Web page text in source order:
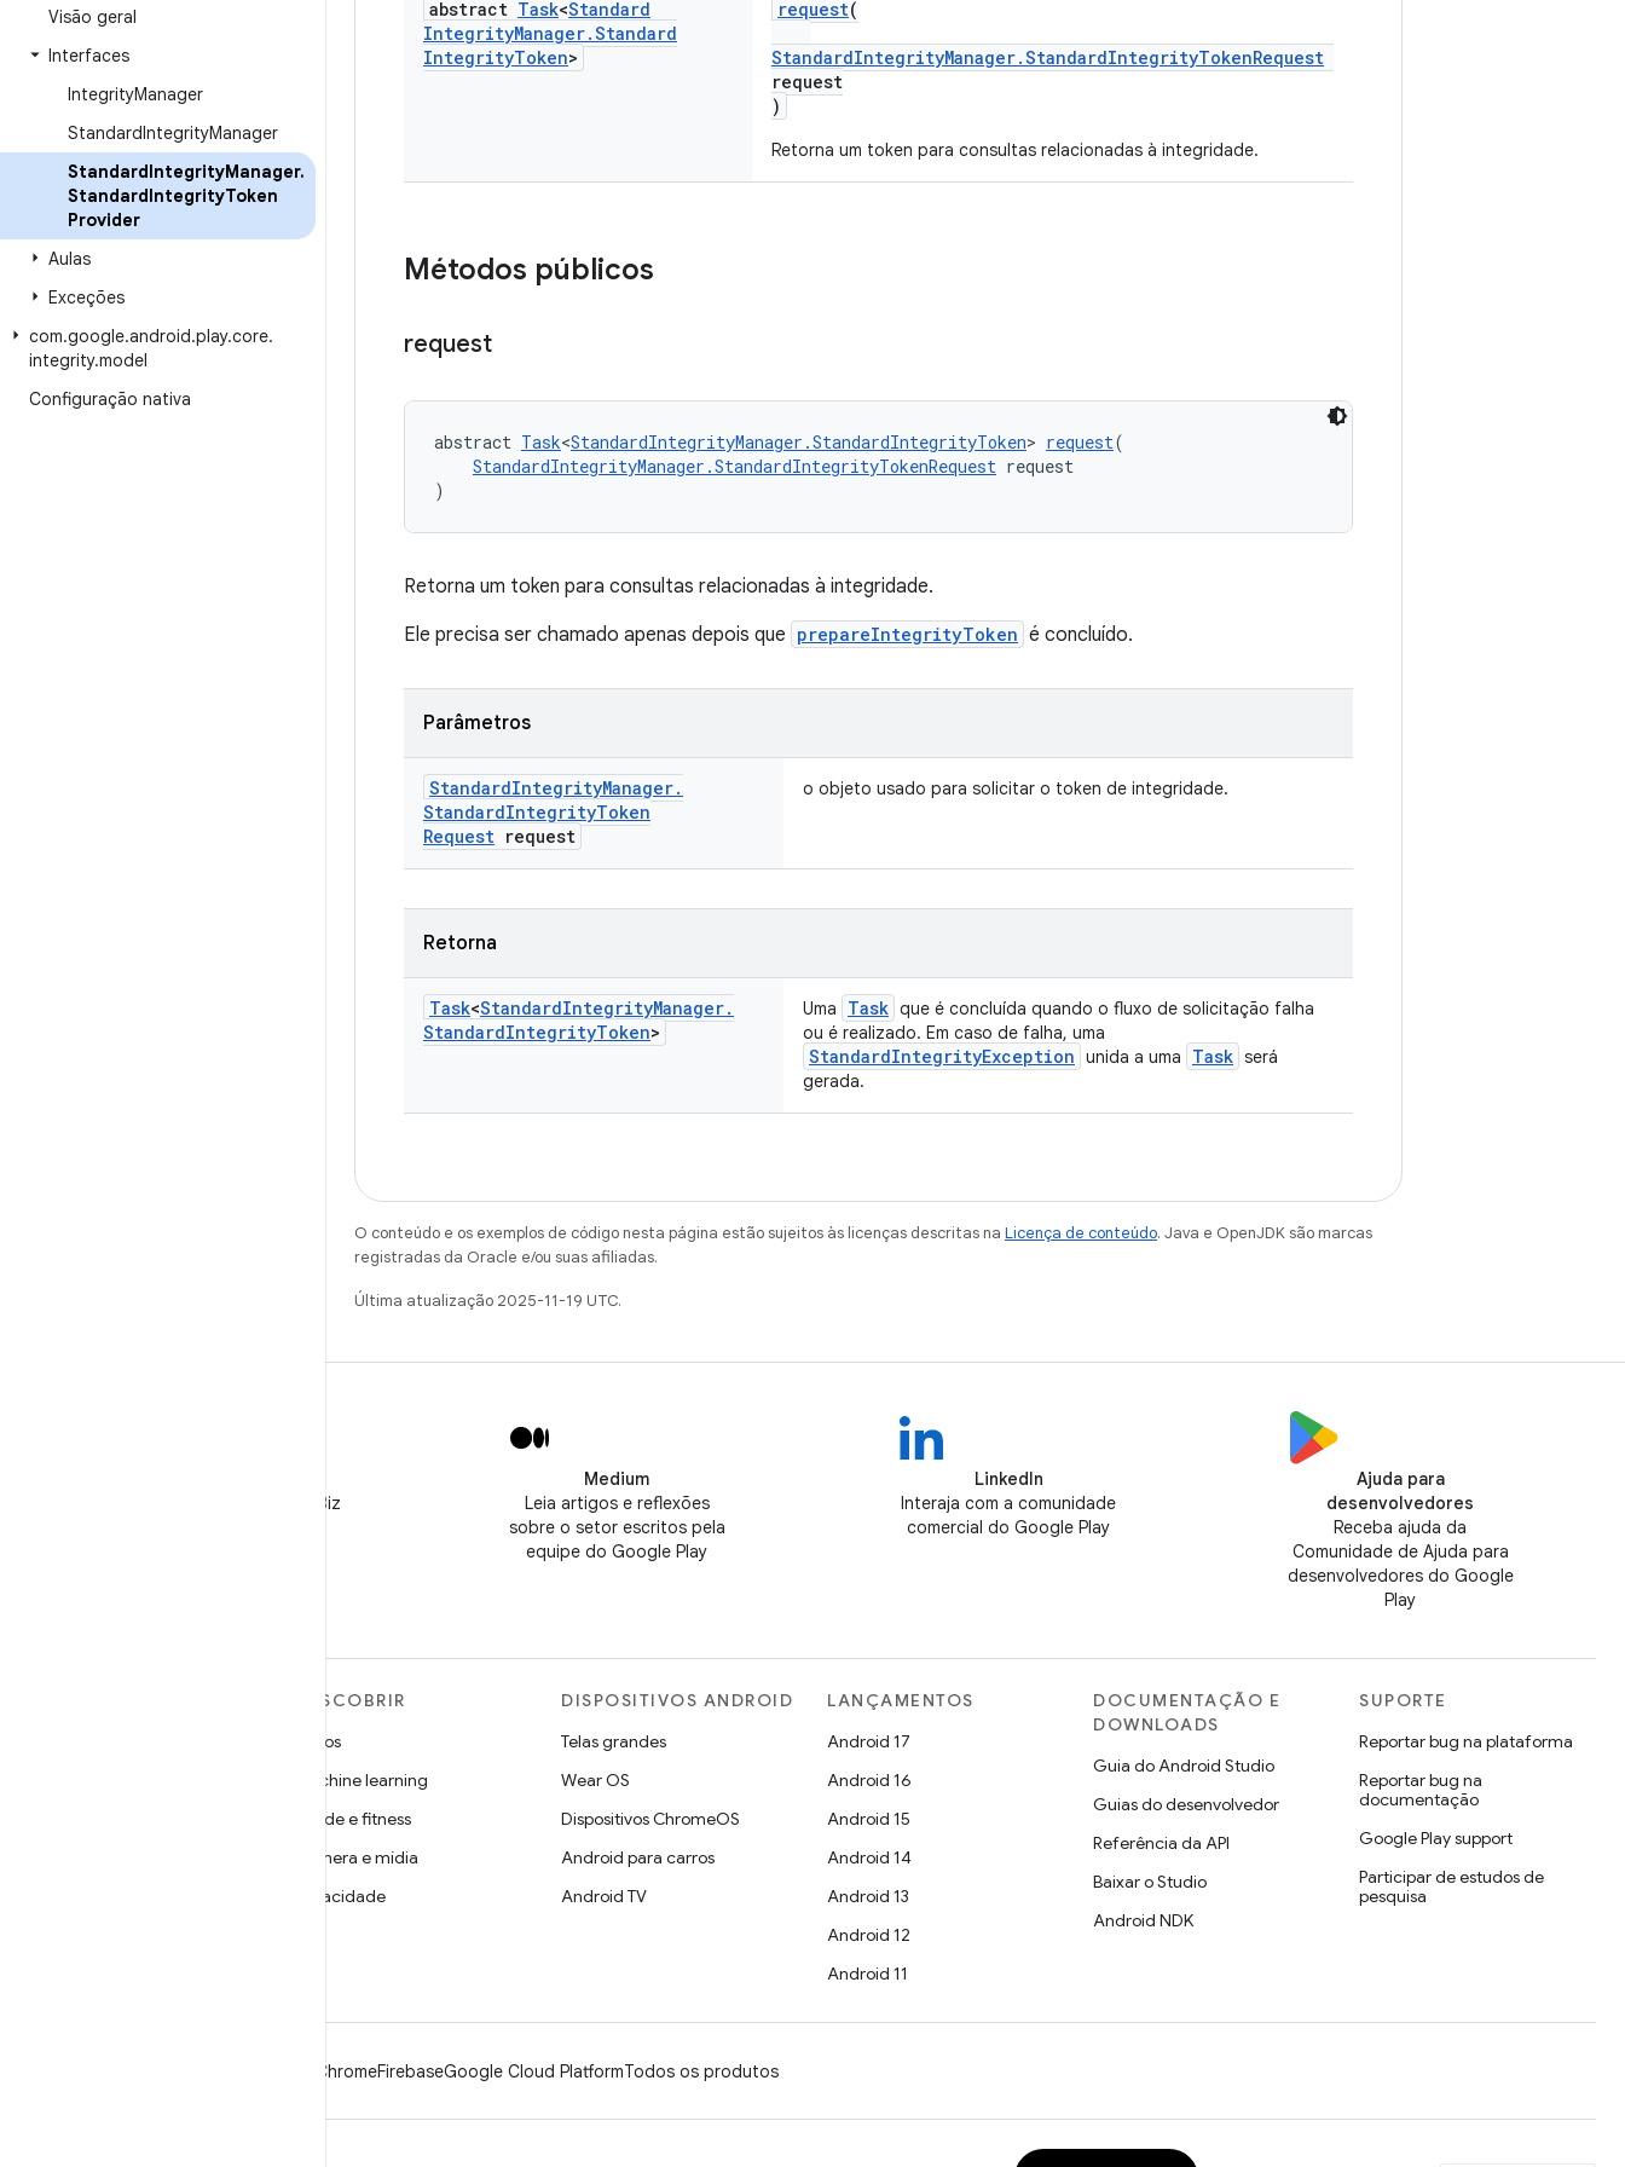
Visão geral
Interfaces
IntegrityManager
StandardIntegrityManager
StandardIntegrityManager.
StandardIntegrityToken
Provider
Aulas
Exceções
com.google.android.play.core.
integrity.model
Configuração nativa
abstract Task<Standard
IntegrityManager.Standard
IntegrityToken>
request(
StandardIntegrityManager.StandardIntegrityTokenRequest
request
)
Retorna um token para consultas relacionadas à integridade.
Métodos públicos
request
abstract Task<StandardIntegrityManager.StandardIntegrityToken> request(
StandardIntegrityManager.StandardIntegrityTokenRequest request
)
Retorna um token para consultas relacionadas à integridade.
Ele precisa ser chamado apenas depois que prepareIntegrityToken é concluído.
Parâmetros
StandardIntegrityManager.
StandardIntegrityToken
Request request
o objeto usado para solicitar o token de integridade.
Retorna
Task<StandardIntegrityManager.
StandardIntegrityToken>
Uma Task que é concluída quando o fluxo de solicitação falha
ou é realizado. Em caso de falha, uma
StandardIntegrityException unida a uma Task será
gerada.
O conteúdo e os exemplos de código nesta página estão sujeitos às licenças descritas na Licença de conteúdo. Java e OpenJDK são marcas
registradas da Oracle e/ou suas afiliadas.
Última atualização 2025-11-19 UTC.
Siga o perfil @GooglePlayBiz
Medium
Leia artigos e reflexões
sobre o setor escritos pela
equipe do Google Play
LinkedIn
Interaja com a comunidade
comercial do Google Play
Ajuda para
desenvolvedores
Receba ajuda da
Comunidade de Ajuda para
desenvolvedores do Google
Play
DESCOBRIR
Jogos
Machine learning
Saúde e fitness
Câmera e mídia
Privacidade
DISPOSITIVOS ANDROID
Telas grandes
Wear OS
Dispositivos ChromeOS
Android para carros
Android TV
LANÇAMENTOS
Android 17
Android 16
Android 15
Android 14
Android 13
Android 12
Android 11
DOCUMENTAÇÃO E
DOWNLOADS
Guia do Android Studio
Guias do desenvolvedor
Referência da API
Baixar o Studio
Android NDK
SUPORTE
Reportar bug na plataforma
Reportar bug na
documentação
Google Play support
Participar de estudos de
pesquisa
ChromeFirebaseGoogle Cloud PlatformTodos os produtos